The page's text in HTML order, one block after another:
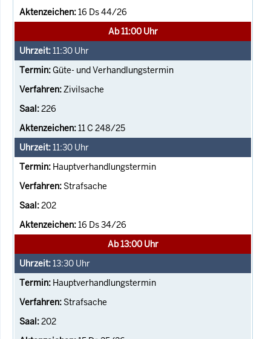
16 Ds 44/26
Ab 11:00 Uhr
11:30 Uhr
Güte- und Verhandlungstermin
Zivilsache
226
11 C 248/25
11:30 Uhr
Hauptverhandlungstermin
Strafsache
202
16 Ds 34/26
Ab 13:00 Uhr
13:30 Uhr
Hauptverhandlungstermin
Strafsache
202